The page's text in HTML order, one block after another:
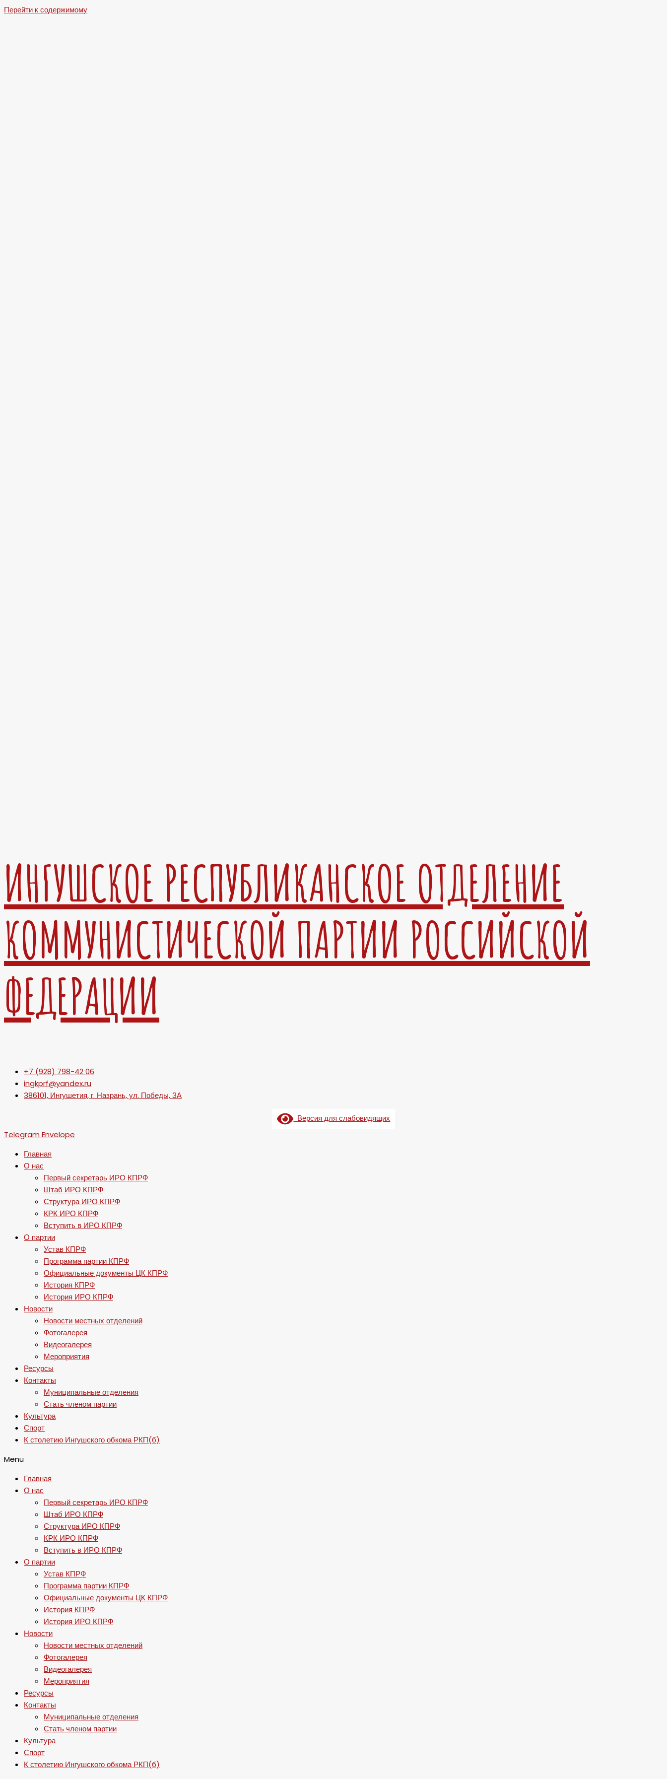
Перейти к содержимому
ИНГУШСКОЕ РЕСПУБЛИКАНСКОЕ ОТДЕЛЕНИЕ
КОММУНИСТИЧЕСКОЙ ПАРТИИ РОССИЙСКОЙ
ФЕДЕРАЦИИ
+7 (928) 798-42 06
ingkprf@yandex.ru
386101, Ингушетия, г. Назрань, ул. Победы, 3А
Версия для слабовидящих
Telegram Envelope
Главная
О нас
Первый секретарь ИРО КПРФ
Штаб ИРО КПРФ
Структура ИРО КПРФ
КРК ИРО КПРФ
Вступить в ИРО КПРФ
О партии
Устав КПРФ
Программа партии КПРФ
Официальные документы ЦК КПРФ
История КПРФ
История ИРО КПРФ
Новости
Новости местных отделений
Фотогалерея
Видеогалерея
Мероприятия
Ресурсы
Контакты
Муниципальные отделения
Стать членом партии
Культура
Спорт
К столетию Ингушского обкома РКП(б)
Menu
Главная
О нас
Первый секретарь ИРО КПРФ
Штаб ИРО КПРФ
Структура ИРО КПРФ
КРК ИРО КПРФ
Вступить в ИРО КПРФ
О партии
Устав КПРФ
Программа партии КПРФ
Официальные документы ЦК КПРФ
История КПРФ
История ИРО КПРФ
Новости
Новости местных отделений
Фотогалерея
Видеогалерея
Мероприятия
Ресурсы
Контакты
Муниципальные отделения
Стать членом партии
Культура
Спорт
К столетию Ингушского обкома РКП(б)